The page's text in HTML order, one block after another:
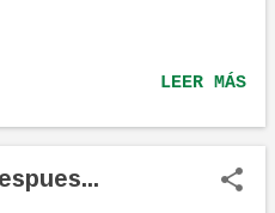
LEER MÁS